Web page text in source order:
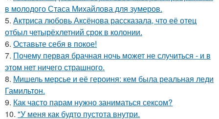
в молодого Стаса Михайлова для зумеров.
5. Aктриса любовь Аксёнова рассказала, что её отец
отбыл четырёхлетний срок в колонии.
6. Оставьте себя в покое!
7. Почему первая брачная ночь может не случиться - и в
этом нет ничего страшного.
8. Мишель мерсье и её героиня: кем была реальная леди
Гамильтон.
9. Как часто парам нужно заниматься сексом?
10. "У меня как будто пустота внутри.